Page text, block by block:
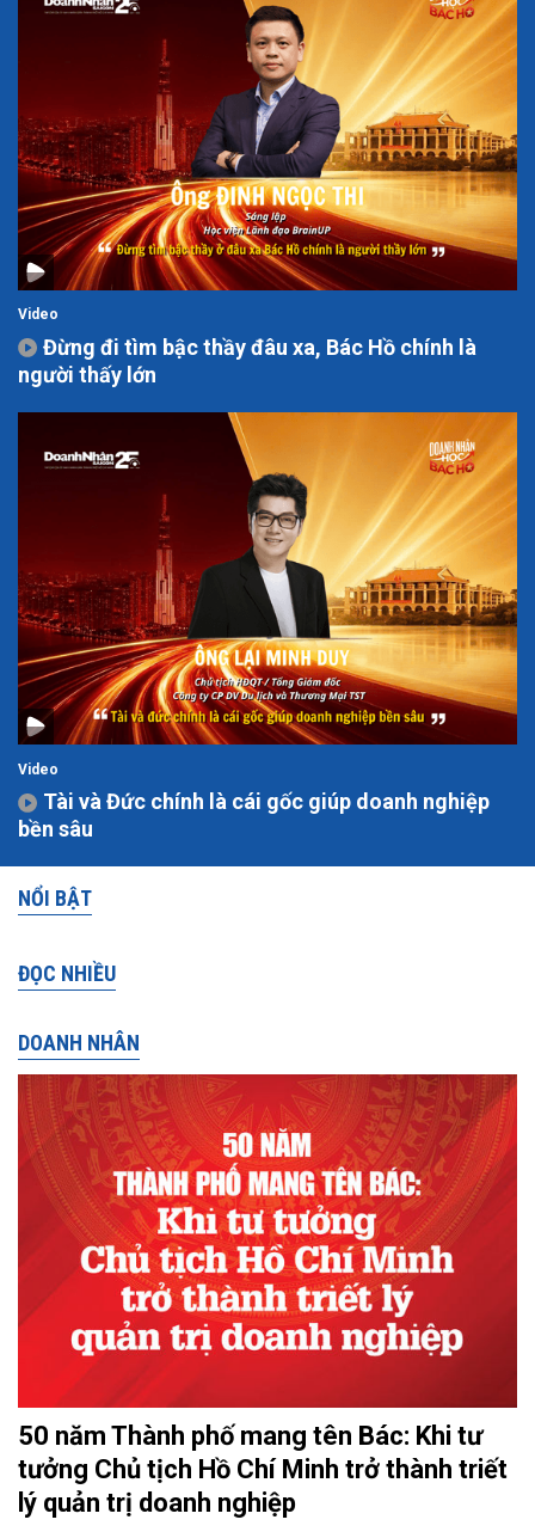
Video
Đừng đi tìm bậc thầy đâu xa, Bác Hồ chính là
người thấy lớn
Video
Tài và Đức chính là cái gốc giúp doanh nghiệp
bền sâu
NỔI BẬT
ĐỌC NHIỀU
DOANH NHÂN
50 năm Thành phố mang tên Bác: Khi tư
tưởng Chủ tịch Hồ Chí Minh trở thành triết
lý quản trị doanh nghiệp